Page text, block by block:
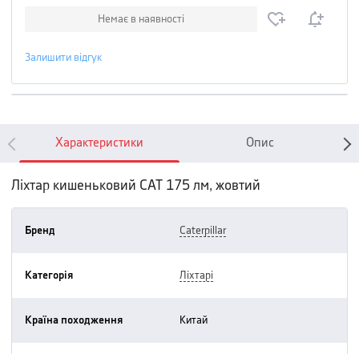
Немає в наявності
Залишити відгук
Характеристики Опис
Ліхтар кишеньковий CAT 175 лм, жовтий
Бренд caterpillar
Категорія ліхтарі
Країна походження китай